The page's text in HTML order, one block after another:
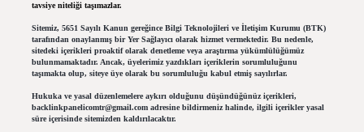
tavsiye niteliği taşımazlar.
Sitemiz, 5651 Sayılı Kanun gereğince Bilgi Teknolojileri ve İletişim Kurumu (BTK)
tarafından onaylanmış bir Yer Sağlayıcı olarak hizmet vermektedir. Bu nedenle,
sitedeki içerikleri proaktif olarak denetleme veya araştırma yükümlülüğümüz
bulunmamaktadır. Ancak, üyelerimiz yazdıkları içeriklerin sorumluluğunu
taşımakta olup, siteye üye olarak bu sorumluluğu kabul etmiş sayılırlar.
Hukuka ve yasal düzenlemelere aykırı olduğunu düşündüğünüz içerikleri,
backlinkpanelicomtr@gmail.comadresine bildirmeniz halinde, ilgili içerikler yasal
süre içerisinde sitemizden kaldırılacaktır.